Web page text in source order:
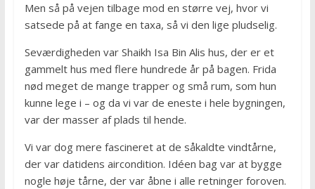
Men så på vejen tilbage mod en større vej, hvor vi
satsede på at fange en taxa, så vi den lige pludselig.
Seværdigheden var Shaikh Isa Bin Alis hus, der er et
gammelt hus med flere hundrede år på bagen. Frida
nød meget de mange trapper og små rum, som hun
kunne lege i – og da vi var de eneste i hele bygningen,
var der masser af plads til hende.
Vi var dog mere fascineret at de såkaldte vindtårne,
der var datidens aircondition. Idéen bag var at bygge
nogle høje tårne, der var åbne i alle retninger foroven.